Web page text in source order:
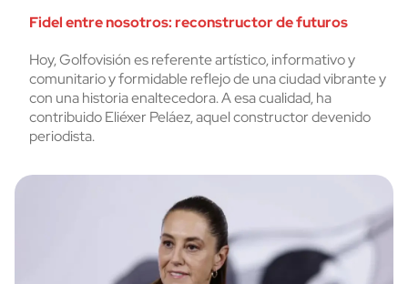
Fidel entre nosotros: reconstructor de futuros
Hoy, Golfovisión es referente artístico, informativo y
comunitario y formidable reflejo de una ciudad vibrante y
con una historia enaltecedora. A esa cualidad, ha
contribuido Eliéxer Peláez, aquel constructor devenido
periodista.